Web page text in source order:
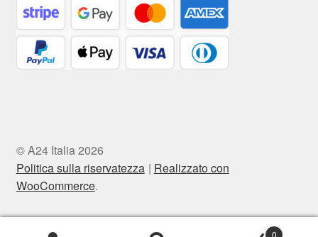
© A24 Italia 2026
Politica sulla riservatezza
Realizzato con
WooCommerce.
0